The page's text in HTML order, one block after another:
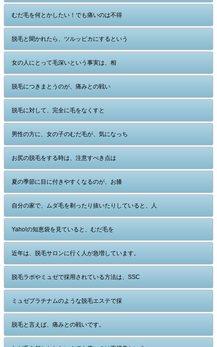
むだ毛を何とかしたい！でも痛いのは不得
脱毛と聞かれたら、ツルッピカにするという
女の人にとって毛深いという事実は、相
脱毛につきまとうのが、痛みとの戦い
脱毛に対して、完全に毛をなくすと
男性の方に、女の子のむだ毛が、気になっち
お尻の脱毛をする時は、注意すべき点は
夏の季節に目に付きやすくなるのが、お膝
自分の家で、ムダ毛を剃ったり抜いたりしていると、人
Yaho!の知恵袋を見ていると、むだ毛を
近年は、脱毛サロンに行く人が急増しています。
脱毛ラボやミュゼで採用されている方法は、SSC
ミュゼプラチナムのような脱毛エステで採
脱毛と言えば、痛みとの戦いです。